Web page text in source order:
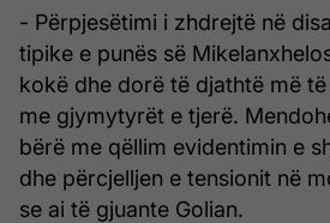
- Përpjesëtimi i zhdrejtë në
tipike e punës së
kokë dhe dorë të djathtë më
me gjymytyrët e tjerë.
bërë me qëllim evidentimin e
dhe përcjelljen e tensionit në
se ai të gjuante Golian.